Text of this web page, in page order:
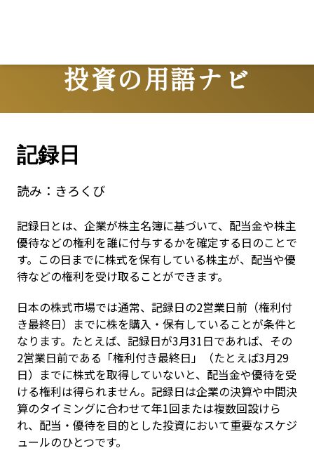
投資の用語ナビ
Terms
記録日
読み： きろくび
記録日とは、企業が株主名簿に基づいて、配当金や株主
優待などの権利を誰に付与するかを確定する日のことで
す。この日までに株式を保有している株主が、配当や優
待などの権利を受け取ることができます。
日本の株式市場では通常、記録日の2営業日前（権利付
き最終日）までに株を購入・保有していることが条件と
なります。たとえば、記録日が3月31日であれば、その
2営業日前である「権利付き最終日」（たとえば3月29
日）までに株式を取得していないと、配当金や優待を受
ける権利は得られません。記録日は企業の決算や中間決
算のタイミングに合わせて年1回または複数回設けら
れ、配当・優待を目的とした投資において重要なスケジ
ュールのひとつです。